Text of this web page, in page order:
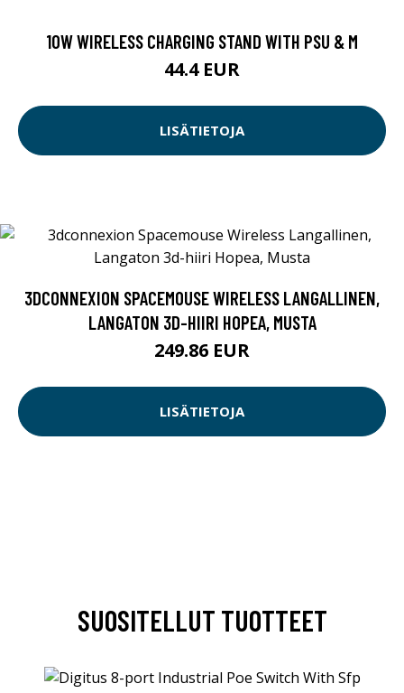
10W WIRELESS CHARGING STAND WITH PSU & M
44.4 EUR
LISÄTIETOJA
3DCONNEXION SPACEMOUSE WIRELESS LANGALLINEN,
LANGATON 3D-HIIRI HOPEA, MUSTA
249.86 EUR
LISÄTIETOJA
SUOSITELLUT TUOTTEET